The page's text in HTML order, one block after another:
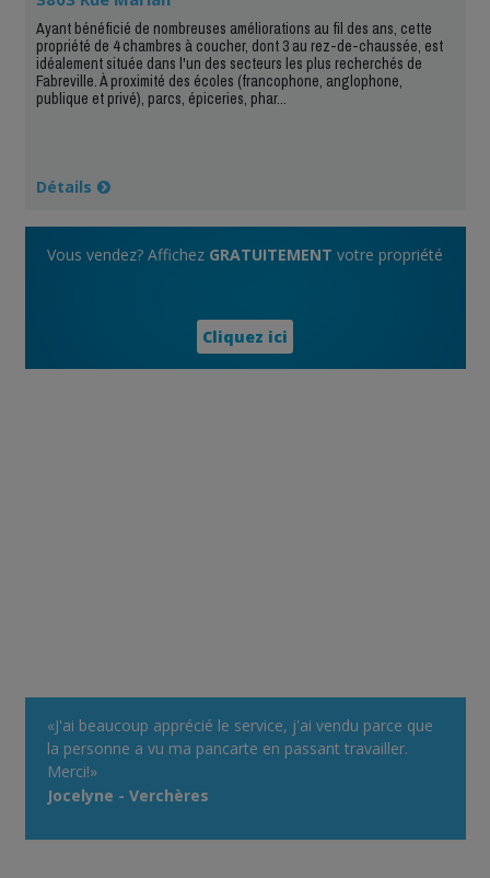
Ayant bénéficié de nombreuses améliorations au fil des ans, cette
propriété de 4 chambres à coucher, dont 3 au rez-de-chaussée, est
idéalement située dans l'un des secteurs les plus recherchés de
Fabreville. À proximité des écoles (francophone, anglophone,
publique et privé), parcs, épiceries, phar...
Détails
Vous vendez? Affichez GRATUITEMENT votre propriété
Cliquez ici
«J'ai beaucoup apprécié le service, j'ai vendu parce que
la personne a vu ma pancarte en passant travailler.
Merci!»
Jocelyne - Verchères